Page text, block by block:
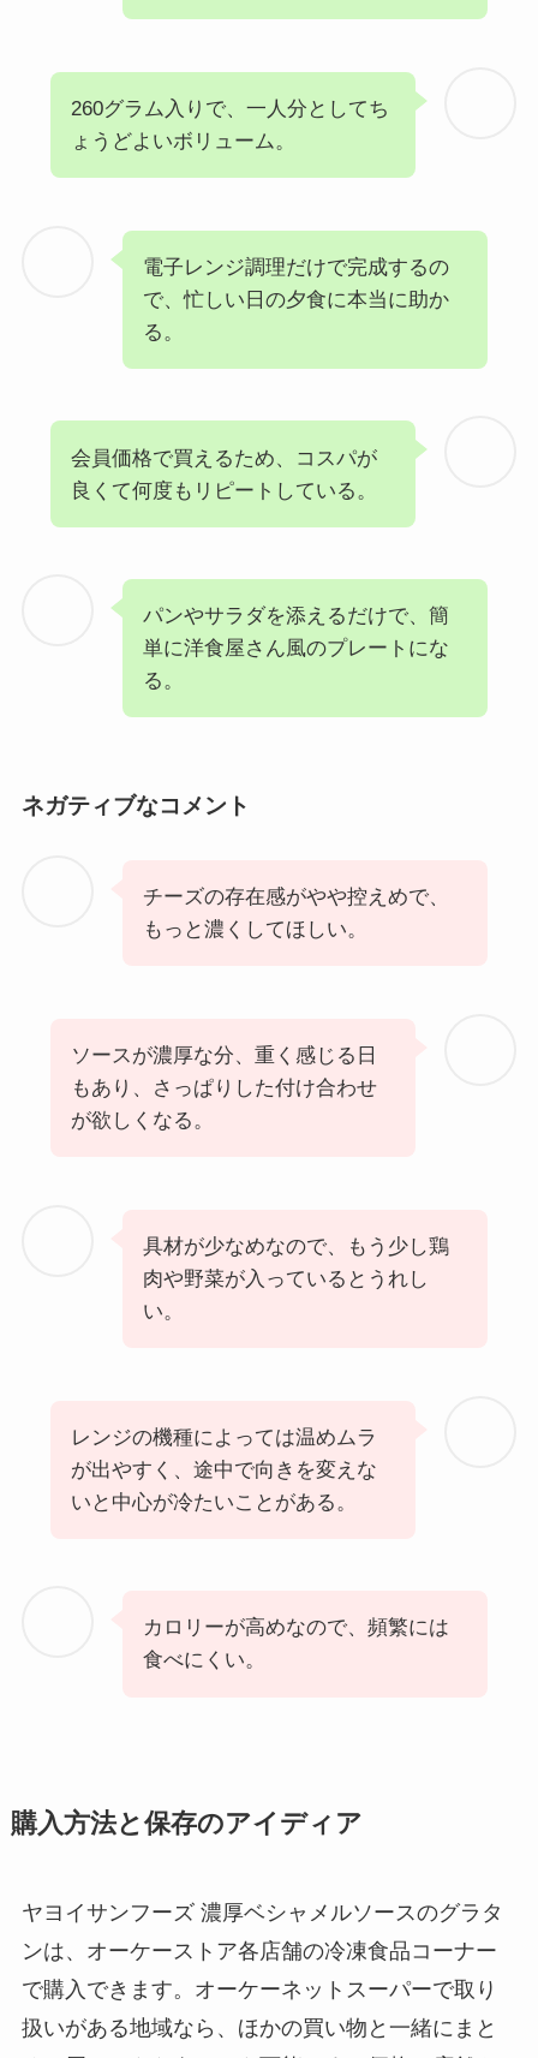
260グラム入りで、一人分としてち
ょうどよいボリューム。
電子レンジ調理だけで完成するの
で、忙しい日の夕食に本当に助か
る。
会員価格で買えるため、コスパが
良くて何度もリピートしている。
パンやサラダを添えるだけで、簡
単に洋食屋さん風のプレートにな
る。
ネガティブなコメント
チーズの存在感がやや控えめで、
もっと濃くしてほしい。
ソースが濃厚な分、重く感じる日
もあり、さっぱりした付け合わせ
が欲しくなる。
具材が少なめなので、もう少し鶏
肉や野菜が入っているとうれし
い。
レンジの機種によっては温めムラ
が出やすく、途中で向きを変えな
いと中心が冷たいことがある。
カロリーが高めなので、頻繁には
食べにくい。
購入方法と保存のアイディア
ヤヨイサンフーズ 濃厚ベシャメルソースのグラタ
ンは、オーケーストア各店舗の冷凍食品コーナー
で購入できます。オーケーネットスーパーで取り
扱いがある地域なら、ほかの買い物と一緒にまと